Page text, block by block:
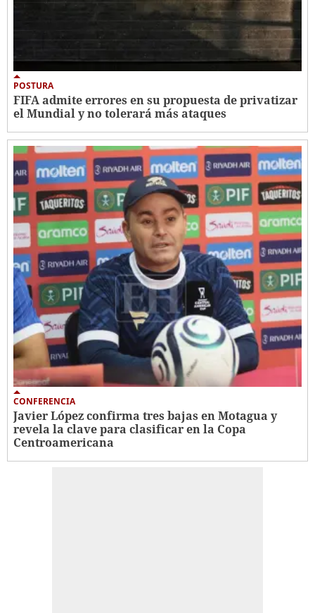
POSTURA
FIFA admite errores en su propuesta de privatizar
el Mundial y no tolerará más ataques
CONFERENCIA
Javier López confirma tres bajas en Motagua y
revela la clave para clasificar en la Copa
Centroamericana